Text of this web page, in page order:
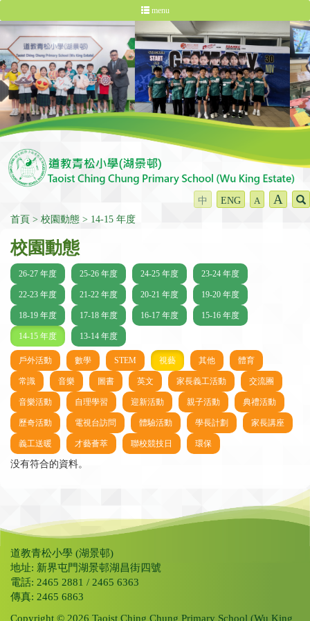
menu
中 ENG A A
首頁 校園動態 14-15 年度
校園動態
26-27 年度 25-26 年度 24-25 年度 23-24 年度
22-23 年度 21-22 年度 20-21 年度 19-20 年度
18-19 年度 17-18 年度 16-17 年度 15-16 年度
14-15 年度 13-14 年度
戶外活動 數學 STEM 視藝 其他 體育
常識 音樂 圖書 英文 家長義工活動 交流團
音樂活動 自理學習 迎新活動 親子活動 典禮活動
歷奇活動 電視台訪問 體驗活動 學長計劃 家長講座
義工送暖 才藝薈萃 聯校競技日 環保
没有符合的資料。
道教青松小學 (湖景邨)
地址: 新界屯門湖景邨湖昌街四號
電話: 2465 2881 / 2465 6363
傳真: 2465 6863
Copyright © 2026 Taoist Ching Chung Primary School (Wu King